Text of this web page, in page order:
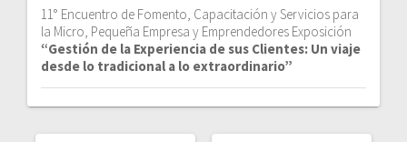
11° Encuentro de Fomento, Capacitación y Servicios para
la Micro, Pequeña Empresa y Emprendedores Exposición
“Gestión de la Experiencia de sus Clientes: Un viaje
desde lo tradicional a lo extraordinario”